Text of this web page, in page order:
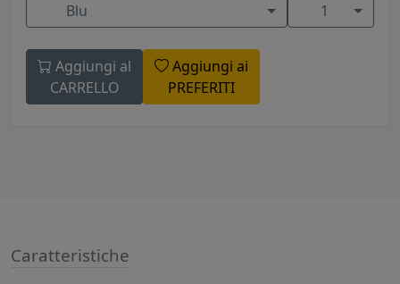
Blu 1
Aggiungi al
CARRELLO
Aggiungi ai
PREFERITI
Caratteristiche